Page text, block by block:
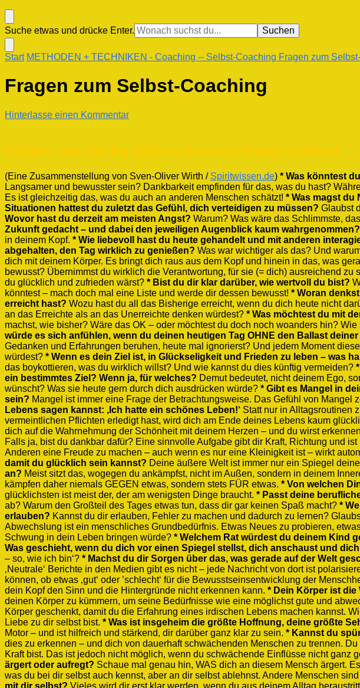
Suchst
du
nach
etwas?
Suche etwas und drücke Enter.
Start METHODEN + TECHNIKEN - Coaching -- Selbst-Coaching Fragen zum
Fragen zum Selbst-Coaching
Hinterlasse einen Kommentarzu
(Eine Zusammenstellung von Sven-Oliver Wirth / Spiritwissen.de) * Was könntest
Langsamer und bewusster sein? Dankbarkeit empfinden für das, was du hast?
Es ist gleichzeitig das, was du auch an anderen Menschen schätzt! * Was magst du
Situationen hattest du zuletzt das Gefühl, dich verteidigen zu müssen? Glaubst
Wovor hast du derzeit am meisten Angst? Warum? Was wäre das Schlimmste,
Zukunft gedacht – und dabei den jeweiligen Augenblick kaum wahrgenommen?
in deinem Kopf. * Wie liebevoll hast du heute gehandelt und mit anderen
abgehalten, den Tag wirklich zu genießen? Was war wichtiger als das? Und
dich mit deinem Körper. Es bringt dich raus aus dem Kopf und hinein in das, was
bewusst? Übernimmst du wirklich die Verantwortung, für sie (= dich) ausreichend zu
du glücklich und zufrieden wärst? * Bist du dir klar darüber, wie wertvoll du bist?
könntest – mach doch mal eine Liste und werde dir dessen bewusst! * Woran
erreicht hast? Wozu hast du all das Bisherige erreicht, wenn du dich heute nicht
an das Erreichte als an das Unerreichte denken würdest? * Was möchtest du mit
machst, wie bisher? Wäre das OK – oder möchtest du doch noch woanders hin?
würde es sich anfühlen, wenn du deinen heutigen Tag OHNE den Ballast
Gedanken und Erfahrungen beruhen, heute mal ignorierst? Und jedem Moment
würdest? * Wenn es dein Ziel ist, in Glückseligkeit und Frieden zu leben – was
das boykottieren, was du wirklich willst? Und wie kannst du dies künftig vermeiden?
ein bestimmtes Ziel? Wenn ja, für welches? Demut bedeutet, nicht deinem Ego,
wünscht? Was sie heute gern durch dich ausdrücken würde? * Gibt es Mangel in
sein? Mangel ist immer eine Frage der Betrachtungsweise. Das Gefühl von Mangel
Lebens sagen kannst: ‚Ich hatte ein schönes Leben!‘ Statt nur in Alltagsroutinen
vermeintlichen Pflichten erledigt hast, wird dich am Ende deines Lebens kaum
dich auf die Wahrnehmung der Schönheit mit deinem Herzen – und du wirst
Falls ja, bist du dankbar dafür? Eine sinnvolle Aufgabe gibt dir Kraft, Richtung und
Anderen eine Freude zu machen – auch wenn es nur eine Kleinigkeit ist – wirkt
damit du glücklich sein kannst? Deine äußere Welt ist immer nur ein Spiegel
an? Meist sitzt das, wogegen du ankämpfst, nicht im Außen, sondern in deinem
kämpfen daher niemals GEGEN etwas, sondern stets FÜR etwas. * Von welchen
glücklichsten ist meist der, der am wenigsten Dinge braucht. * Passt deine
ab? Warum den Großteil des Tages etwas tun, dass dir gar keinen Spaß macht? *
erlauben? Kannst du dir erlauben, Fehler zu machen und dadurch zu lernen?
Abwechslung ist ein menschliches Grundbedürfnis. Etwas Neues zu probieren,
Schwung in dein Leben bringen würde? * Welchem Rat würdest du deinem Kind
Was geschieht, wenn du dich vor einen Spiegel stellst, dich anschaust und
– so, wie ich bin‘? * Machst du dir Sorgen über das, was gerade auf der Welt
‚Neutrale‘ Berichte in den Medien gibt es nicht – jede Nachricht von dort ist
können, ob etwas ‚gut‘ oder ’schlecht‘ für die Bewusstseinsentwicklung der
dein Kopf den Sinn und die Hintergründe nicht erkennen kann. * Dein Körper ist
deinen Körper zu kümmern, um seine Bedürfnisse wie eine möglichst gute und
Körper geschenkt, damit du die Erfahrung eines irdischen Lebens machen kannst.
Liebe zu dir selbst bist. * Was ist insgeheim die größte Hoffnung, deine größte
Motor – und ist hilfreich und stärkend, dir darüber ganz klar zu sein. * Kannst du
dies zu erkennen – und dich von dauerhaft schwächenden Menschen zu trennen.
Kraft bist. Das ist jedoch nicht möglich, wenn du schwächende Einflüsse nicht ganz
ärgert oder aufregt? Schaue mal genau hin, WAS dich an diesem Mensch ärgert.
was du bei dir selbst auch kennst, aber an dir selbst ablehnst. Andere Menschen
mit dir selbst? Vieles wird dir erst klar werden, wenn du aus deinem Alltag